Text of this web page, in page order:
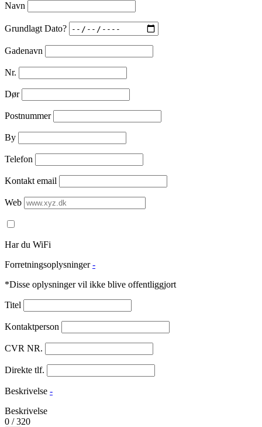
Navn
Grundlagt Dato?
Gadenavn
Nr.
Dør
Postnummer
By
Telefon
Kontakt email
Web
Har du WiFi
Forretningsoplysninger -
*Disse oplysninger vil ikke blive offentliggjort
Titel
Kontaktperson
CVR NR.
Direkte tlf.
Beskrivelse -
Beskrivelse
0 /320